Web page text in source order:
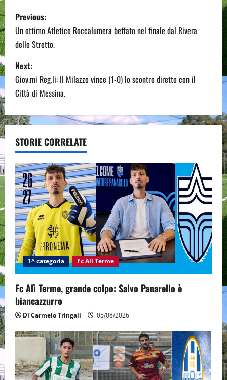
P
o
s
t
n
a
v
i
g
a
t
i
o
n
Previous:
Un ottimo Atletico Roccalumera beffato nel finale dal Rivera
dello Stretto.
Next:
Giov.mi Reg.li: Il Milazzo vince (1-0) lo scontro diretto con il
Città di Messina.
STORIE CORRELATE
1^ categoria Fc Alì Terme
Fc Alì Terme, grande colpo: Salvo Panarello è
biancazzurro
Di Carmelo Tringali 05/08/2026